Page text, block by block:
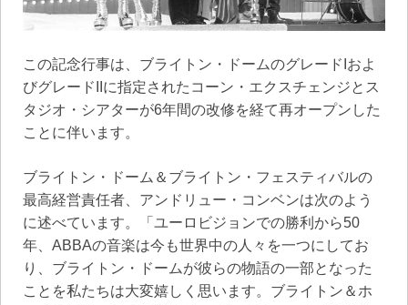
この記念行事は、ブライトン・ドームのグレードIおよ
びグレードIIに指定されたコーン・エクスチェンジとス
タジオ・シアターが6年間の改修を経て再オープンした
ことに伴います。
ブライトン・ドーム＆ブライトン・フェスティバルの
最高経営責任者、アンドリュー・コンベンは次のよう
に述べています。「ユーロビジョンでの勝利から50
年、ABBAの音楽は今も世界中の人々を一つにしてお
り、ブライトン・ドームが彼らの物語の一部となった
ことを私たちは大変嬉しく思います。ブライトン＆ホ